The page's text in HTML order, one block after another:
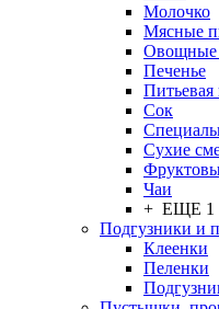
Молочко
Мясные
Овощные
Печенье
Питьевая
Сок
Сухие
Чаи
+ ЕЩЕ 1
Подгузники и
Клеенки
Пеленки